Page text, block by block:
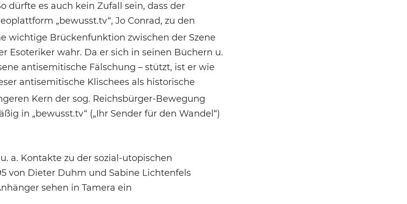
dürfte es auch kein Zufall sein, dass der
„bewusst.tv“, Jo Conrad, zu den
wichtige Brückenfunktion zwischen der Szene
Esoteriker wahr. Da er sich in seinen Büchern u.
antisemitische Fälschung – stützt, ist er wie
antisemitische Klischees als historische
Kern der sog. Reichsbürger-Bewegung
in „bewusst.tv“ („Ihr Sender für den Wandel“)
a. Kontakte zu der sozial-utopischen
von Dieter Duhm und Sabine Lichtenfels
sehen in Tamera ein